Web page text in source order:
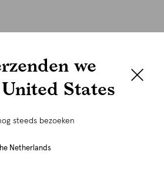
en daarmee vergelijkbare
personaliseren...
we
States
steeds bezoeken
Netherlands